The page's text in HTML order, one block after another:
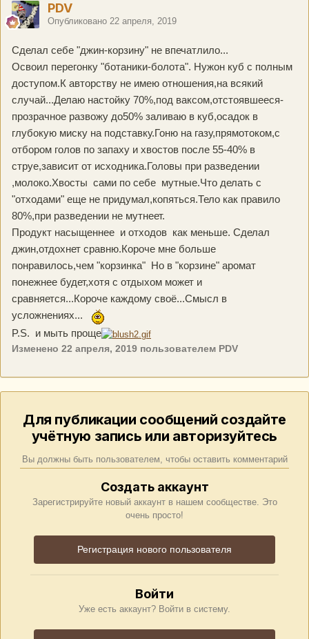
PDV
Опубликовано 22 апреля, 2019
Сделал себе "джин-корзину" не впечатлило...
Освоил перегонку "ботаники-болота". Нужон куб с полным
доступом.К авторству не имею отношения,на всякий
случай...Делаю настойку 70%,под ваксом,отстоявшееся-
прозрачное развожу до50% заливаю в куб,осадок в
глубокую миску на подставку.Гоню на газу,прямотоком,с
отбором голов по запаху и хвостов после 55-40% в
струе,зависит от исходника.Головы при разведении
,молоко.Хвосты сами по себе мутные.Что делать с
"отходами" еще не придумал,копяться.Тело как правило
80%,при разведении не мутнеет.
Продукт насыщеннее и отходов как меньше. Сделал
джин,отдохнет сравню.Короче мне больше
понравилось,чем "корзинка" Но в "корзине" аромат
понежнее будет,хотя с отдыхом может и
сравняется...Короче каждому своё...Смысл в
усложнениях...
P.S. и мыть проще
Изменено 22 апреля, 2019 пользователем PDV
Для публикации сообщений создайте
учётную запись или авторизуйтесь
Вы должны быть пользователем, чтобы оставить комментарий
Создать аккаунт
Зарегистрируйте новый аккаунт в нашем сообществе. Это
очень просто!
Регистрация нового пользователя
Войти
Уже есть аккаунт? Войти в систему.